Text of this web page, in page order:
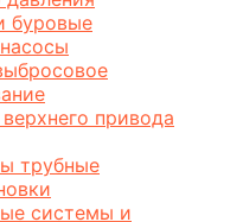
буровые
привода
трубные
системы и